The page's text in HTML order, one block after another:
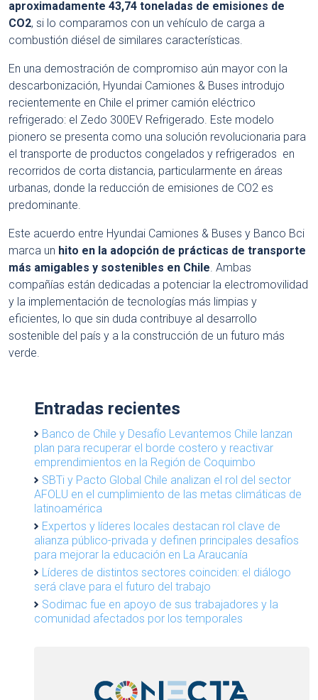
aproximadamente 43,74 toneladas de emisiones de
CO2, si lo comparamos con un vehículo de carga a
combustión diésel de similares características.
En una demostración de compromiso aún mayor con la
descarbonización, Hyundai Camiones & Buses introdujo
recientemente en Chile el primer camión eléctrico
refrigerado: el Zedo 300EV Refrigerado. Este modelo
pionero se presenta como una solución revolucionaria para
el transporte de productos congelados y refrigerados en
recorridos de corta distancia, particularmente en áreas
urbanas, donde la reducción de emisiones de CO2 es
predominante.
Este acuerdo entre Hyundai Camiones & Buses y Banco Bci
marca un hito en la adopción de prácticas de transporte
más amigables y sostenibles en Chile. Ambas
compañías están dedicadas a potenciar la electromovilidad
y la implementación de tecnologías más limpias y
eficientes, lo que sin duda contribuye al desarrollo
sostenible del país y a la construcción de un futuro más
verde.
Entradas recientes
Banco de Chile y Desafío Levantemos Chile lanzan
plan para recuperar el borde costero y reactivar
emprendimientos en la Región de Coquimbo
SBTi y Pacto Global Chile analizan el rol del sector
AFOLU en el cumplimiento de las metas climáticas de
latinoamérica
Expertos y líderes locales destacan rol clave de
alianza público-privada y definen principales desafíos
para mejorar la educación en La Araucanía
Líderes de distintos sectores coinciden: el diálogo
será clave para el futuro del trabajo
Sodimac fue en apoyo de sus trabajadores y la
comunidad afectados por los temporales